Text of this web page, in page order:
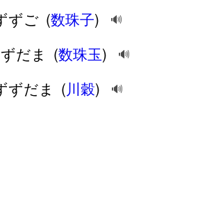
ずご (数珠子) 🔊
だま (数珠玉) 🔊
ずだま (川穀) 🔊